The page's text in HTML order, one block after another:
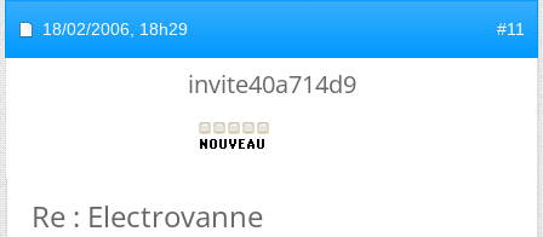
18/02/2006, 18h29 #11
invite40a714d9
Re : Electrovanne